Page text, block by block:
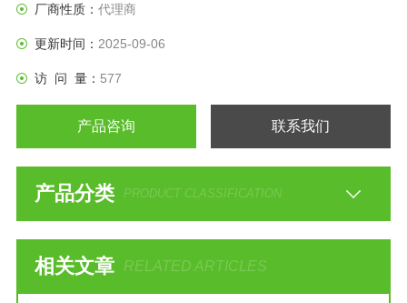
厂商性质： 代理商
更新时间： 2025-09-06
访 问 量： 577
产品咨询 联系我们
产品分类 PRODUCT CLASSIFICATION
相关文章 RELATED ARTICLES